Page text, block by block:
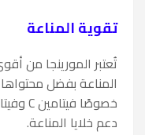
تقوية المناعة
تُعتبر المورينجا من
المناعة بفضل محتواها
دعم خلايا المناعة.